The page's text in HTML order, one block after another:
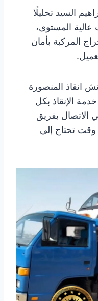
السيد تحليلًا
المستوى،
المركبة بأمان
انقاذ المنصورة
الإنقاذ بكل
الاتصال بفريق
تحتاج إلى